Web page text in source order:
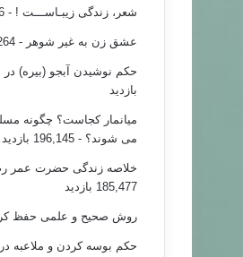
شعر، زندگی زیبـاســـت ! - 485,306 بازدید
عشق زن به غیر شوهر - 280,264 بازدید
حکم نوشیدن آبجو (بیره)
بازدید
میانمار کجاست؟ چگونه
می شوند؟ - 196,145 بازدید
خلاصه زندگی حضرت عمر
185,477 بازدید
روش صحیح و علمی حفظ
حکم بوسه کردن و ملاعبه